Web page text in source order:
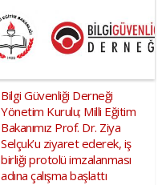
Bilgi Güvenliği Derneği
Yönetim Kurulu; Milli Eğitim
Bakanımız Prof. Dr. Ziya
Selçuk’u ziyaret ederek, iş
birliği protolü imzalanması
adına çalışma başlattı